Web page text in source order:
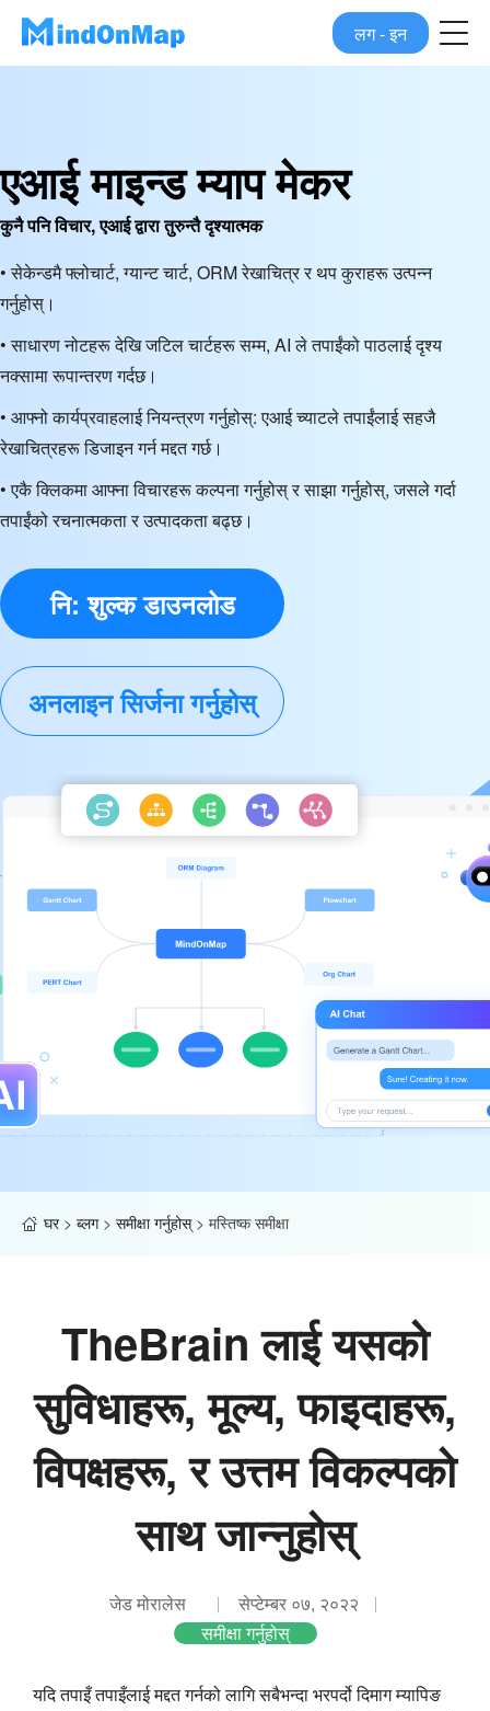
लग - इन
एआई माइन्ड म्याप मेकर
कुनै पनि विचार, एआई द्वारा तुरुन्तै दृश्यात्मक
• सेकेन्डमै फ्लोचार्ट, ग्यान्ट चार्ट, ORM रेखाचित्र र थप कुराहरू उत्पन्न
गर्नुहोस्।
• साधारण नोटहरू देखि जटिल चार्टहरू सम्म, AI ले तपाईंको पाठलाई दृश्य
नक्सामा रूपान्तरण गर्दछ।
• आफ्नो कार्यप्रवाहलाई नियन्त्रण गर्नुहोस्: एआई च्याटले तपाईंलाई सहजै
रेखाचित्रहरू डिजाइन गर्न मद्दत गर्छ।
• एकै क्लिकमा आफ्ना विचारहरू कल्पना गर्नुहोस् र साझा गर्नुहोस्, जसले गर्दा
तपाईंको रचनात्मकता र उत्पादकता बढ्छ।
नि: शुल्क डाउनलोड
अनलाइन सिर्जना गर्नुहोस्
घर> ब्लग> समीक्षा गर्नुहोस्> मस्तिष्क समीक्षा
TheBrain लाई यसको
सुविधाहरू, मूल्य, फाइदाहरू,
विपक्षहरू, र उत्तम विकल्पको
साथ जान्नुहोस्
जेड मोरालेस
सेप्टेम्बर ०७, २०२२
समीक्षा गर्नुहोस्
यदि तपाइँ तपाइँलाई मद्दत गर्नको लागि सबैभन्दा भरपर्दो दिमाग म्यापिङ